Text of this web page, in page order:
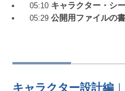
05:10キャラクター・シ
05:29公開用ファイルの
キャラクター設計編